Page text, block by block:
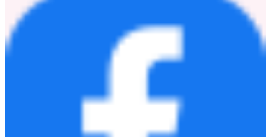
一性原理計算、人工智能、高性能雲計算以及可擴展及標準化
的機器人自動化相結合的方式，為製藥及材料科學（包括農業
技術、能源及新型化學品以及化妝品）等產業的全球和國內公
司提供藥物及材料科學研發解決方案及服務。